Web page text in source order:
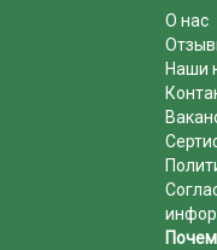
О нас
Наши